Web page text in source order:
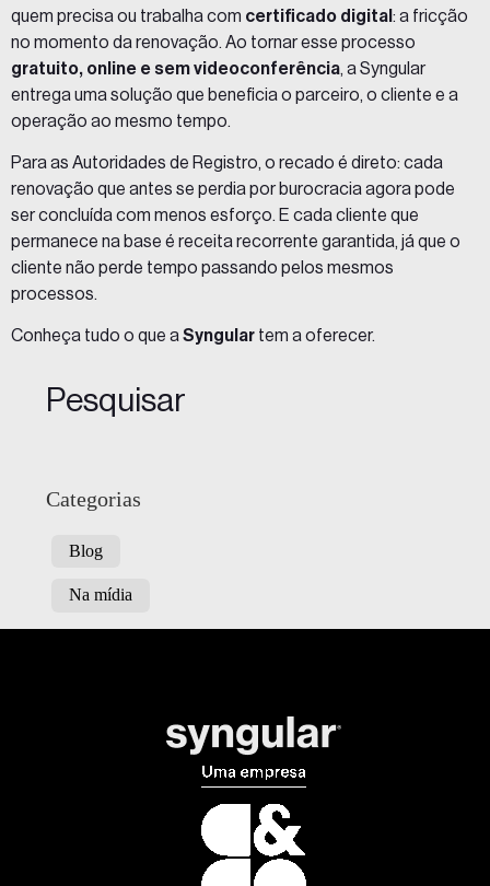
quem precisa ou trabalha com certificado digital : a fricção
no momento da renovação. Ao tornar esse processo
gratuito, online e sem videoconferência, a Syngular
entrega uma solução que beneficia o parceiro, o cliente e a
operação ao mesmo tempo.
Para as Autoridades de Registro, o recado é direto: cada
renovação que antes se perdia por burocracia agora pode
ser concluída com menos esforço. E cada cliente que
permanece na base é receita recorrente garantida, já que o
cliente não perde tempo passando pelos mesmos
processos.
Conheça tudo o que aSyngular tem a oferecer.
Pesquisar
Categorias
Blog
Na mídia